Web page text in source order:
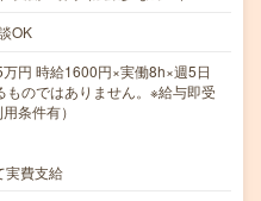
OK
円 時給1600円×実働8h×週5日
のではありません。※給与即受
条件有）
実費支給